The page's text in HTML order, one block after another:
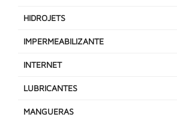
HIDROJETS
IMPERMEABILIZANTE
INTERNET
LUBRICANTES
MANGUERAS